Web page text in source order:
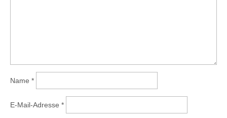
Name *
E-Mail-Adresse *